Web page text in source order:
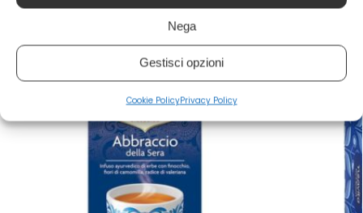
Nega
Gestisci opzioni
Cookie PolicyPrivacy Policy